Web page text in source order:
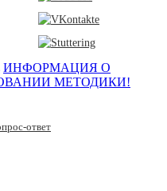
ИНФОРМАЦИЯ О
МЕТОДИКИ!
ответ